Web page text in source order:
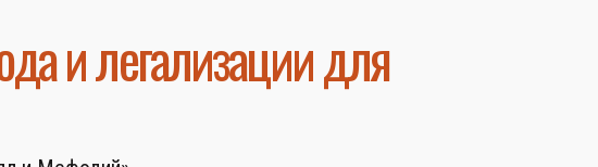
и легализации для